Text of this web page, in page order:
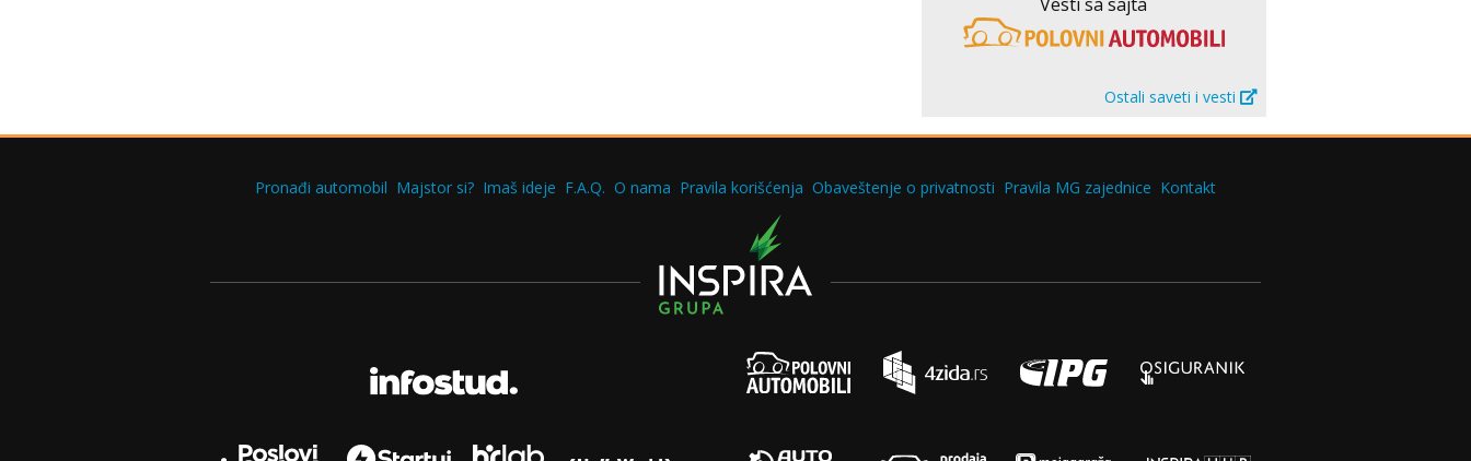
Ostali saveti i vesti
Pronađi automobil Majstor si? Imaš ideje F.A.Q. O nama Pravila korišćenja Obaveštenje o privatnosti Pravila MG zajednice Kontakt